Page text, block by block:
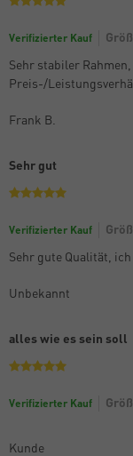
Verifizierter Kauf
Sehr stabiler
Preis-/
Frank B.
Sehr gut
Verifizierter Kauf
Sehr gute Qualität,
Unbekannt
alles wie es sein soll
Verifizierter Kauf
Kunde